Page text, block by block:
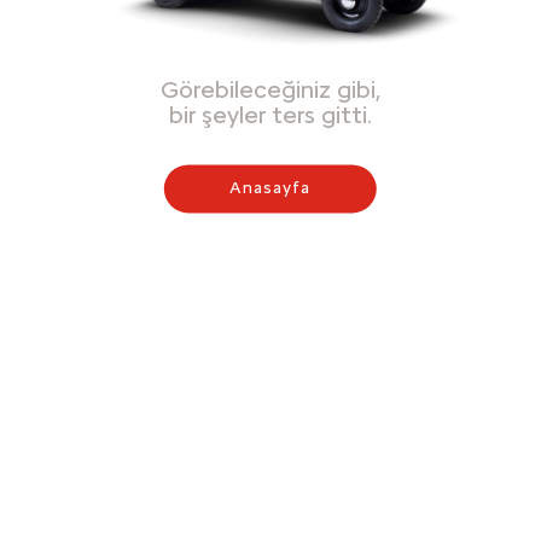
Görebileceğiniz gibi,
bir şeyler ters gitti.
Anasayfa